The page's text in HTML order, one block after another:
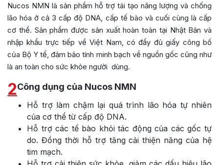
Nucos NMN là sản phẩm hỗ trợ tái tạo năng lượng và chống
lão hóa ở cả 3 cấp độ DNA, cấp tế bào và cuối cùng là cấp
cơ thể. Sản phẩm được sản xuất hoàn toàn tại Nhật Bản và
nhập khẩu trực tiếp về Việt Nam, có đầy đủ giấy công bố
của Bộ Y tế, đảm bảo tính minh bạch về nguồn gốc cũng như
là an toàn cho sức khỏe người dùng.
2Công dụng của Nucos NMN
Hỗ trợ làm chậm lại quá trình lão hóa tự nhiên
của cơ thể từ cấp độ DNA.
Hỗ trợ các tế bào khỏi tác động của các gốc tự
do. Đồng thời hỗ trợ tăng cải thiện năng của hệ
tim mạch.